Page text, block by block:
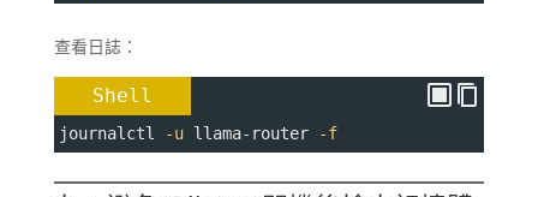
查看日誌：
Shell
journalctl -u llama-router -f